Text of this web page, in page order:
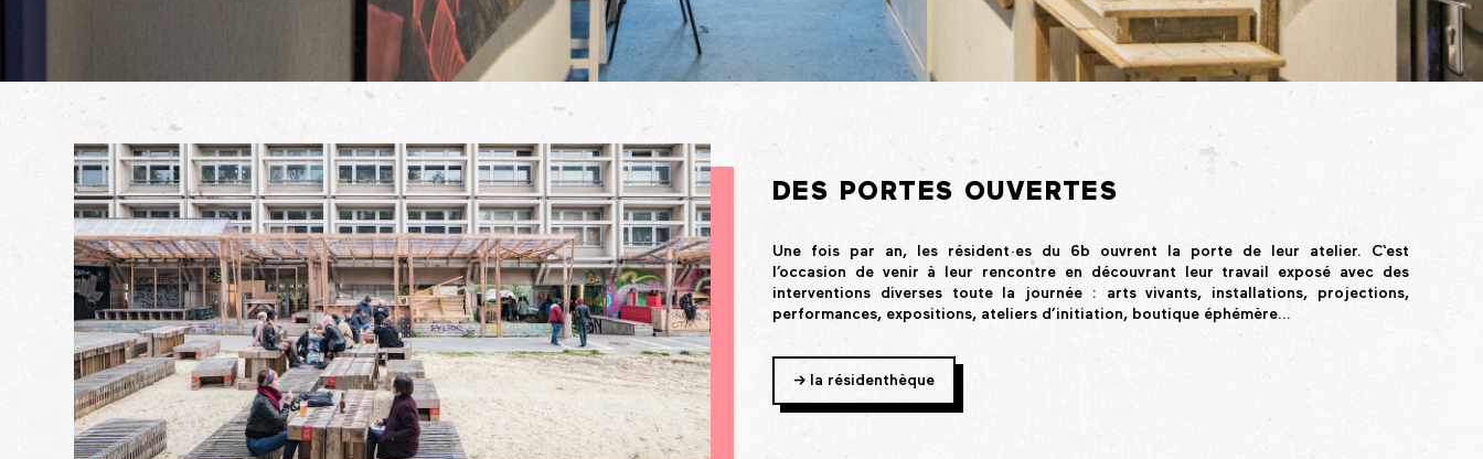
DES PORTES OUVERTES
Une fois par an, les résident·es du 6b ouvrent la porte de leur atelier. C‘est
l’occasion de venir à leur rencontre en découvrant leur travail exposé avec des
interventions diverses toute la journée : arts vivants, installations, projections,
performances, expositions, ateliers d’initiation, boutique éphémère…
-> la résidenthèque